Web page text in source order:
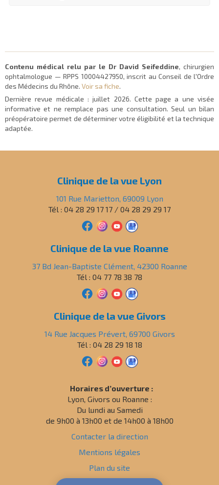
Contenu médical relu par le Dr David Seifeddine, chirurgien
ophtalmologue — RPPS 10004427950, inscrit au Conseil de l'Ordre
des Médecins du Rhône. Voir sa fiche.
Dernière revue médicale :juillet 2026. Cette page a une visée
informative et ne remplace pas une consultation. Seul un bilan
préopératoire permet de déterminer votre éligibilité et la technique
adaptée.
Clinique de la vue Lyon
101 Rue Marietton, 69009 Lyon
Tél : 04 28 29 17 17 / 04 28 29 29 17
Clinique de la vue Roanne
37 Bd Jean-Baptiste Clément, 42300 Roanne
Tél : 04 77 78 38 78
Clinique de la vue Givors
14 Rue Jacques Prévert, 69700 Givors
Tél : 04 28 29 18 18
Horaires d’ouverture :
Lyon, Givors ou Roanne :
Du lundi au Samedi
de 9h00 à 13h00 et de 14h00 à 18h00
Contacter la direction
Mentions légales
Plan du site